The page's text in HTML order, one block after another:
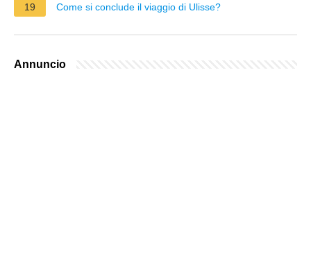
19 Come si conclude il viaggio di Ulisse?
Annuncio